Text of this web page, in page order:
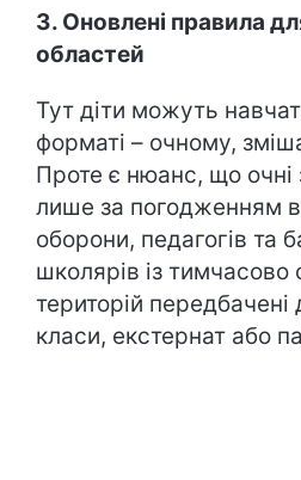
3. Оновлені правила
областей
Тут діти можуть
форматі – очному,
Проте є нюанс, що очні
лише за погодженням
оборони, педагогів та
школярів із тимчасово
територій передбачені
класи, екстернат або